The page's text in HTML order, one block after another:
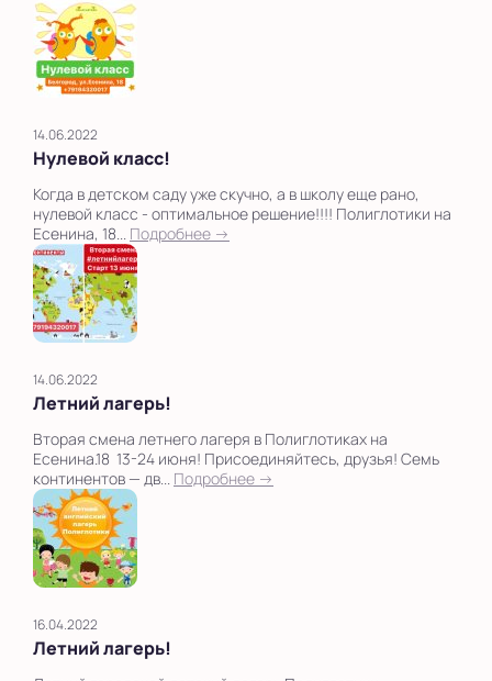
14.06.2022
Нулевой класс!
Когда в детском саду уже скучно, а в школу еще рано,
нулевой класс - оптимальное решение!!!! Полиглотики на
Есенина, 18... Подробнее →
14.06.2022
Летний лагерь!
Вторая смена летнего лагеря в Полиглотиках на
Есенина.18 13-24 июня! Присоединяйтесь, друзья! Семь
континентов — дв... Подробнее →
16.04.2022
Летний лагерь!